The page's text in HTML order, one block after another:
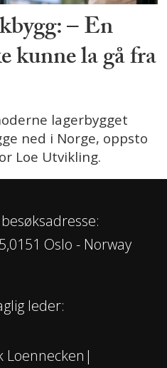
– En
kunne la gå fra
lagerbygget
ned i Norge, oppsto
Loe Utvikling.
Oslo - Norway
leder:
Loennecken|